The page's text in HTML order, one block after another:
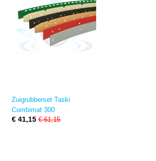
Zuigrubberset Taski
Combimat 300
€ 41,15 € 61,15